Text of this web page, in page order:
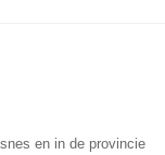
en in de provincie